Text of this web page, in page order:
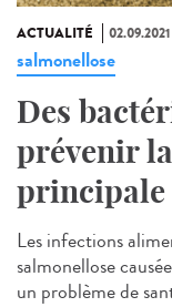
ACTUALITÉ 02.09.2021
salmonellose
Des
prévenir
Les infections
salmonellose
un problème de